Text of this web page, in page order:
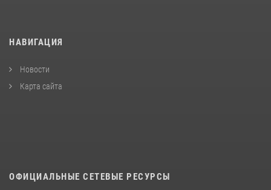
НАВИГАЦИЯ
Новости
Карта сайта
ОФИЦИАЛЬНЫЕ СЕТЕВЫЕ РЕСУРСЫ